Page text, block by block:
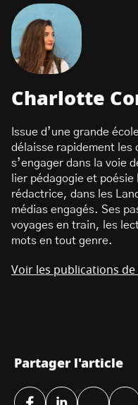
Charlotte
Issue d’une grande
délaisse rapidement les
s’engager dans la voie
lier pédagogie et
rédactrice, dans les
médias engagés. Ses
voyages en train, les
mots en tout genre.
Voir les publications
Partager l'article